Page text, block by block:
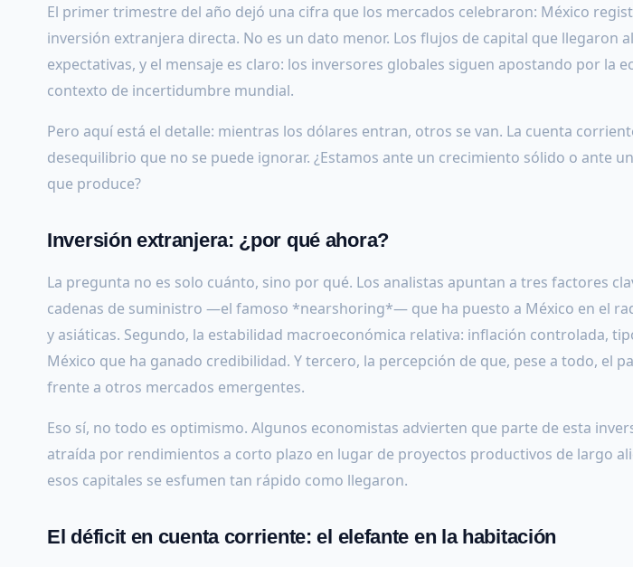
El primer trimestre del año dejó una cifra que los mercados celebraron: México
inversión extranjera directa. No es un dato menor. Los flujos de capital que llegaron
expectativas, y el mensaje es claro: los inversores globales siguen apostando por la
contexto de incertidumbre mundial.
Pero aquí está el detalle: mientras los dólares entran, otros se van. La cuenta
desequilibrio que no se puede ignorar. ¿Estamos ante un crecimiento sólido o ante
que produce?
Inversión extranjera: ¿por qué ahora?
La pregunta no es solo cuánto, sino por qué. Los analistas apuntan a tres factores
cadenas de suministro —el famoso *nearshoring*— que ha puesto a México en el
y asiáticas. Segundo, la estabilidad macroeconómica relativa: inflación controlada,
México que ha ganado credibilidad. Y tercero, la percepción de que, pese a todo, el
frente a otros mercados emergentes.
Eso sí, no todo es optimismo. Algunos economistas advierten que parte de esta
atraída por rendimientos a corto plazo en lugar de proyectos productivos de largo
esos capitales se esfumen tan rápido como llegaron.
El déficit en cuenta corriente: el elefante en la habitación